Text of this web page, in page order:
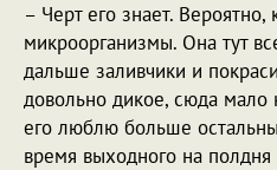
– Черт его знает.
микроорганизмы. Она тут
дальше заливчики и
довольно дикое, сюда мало
его люблю больше
время выходного на